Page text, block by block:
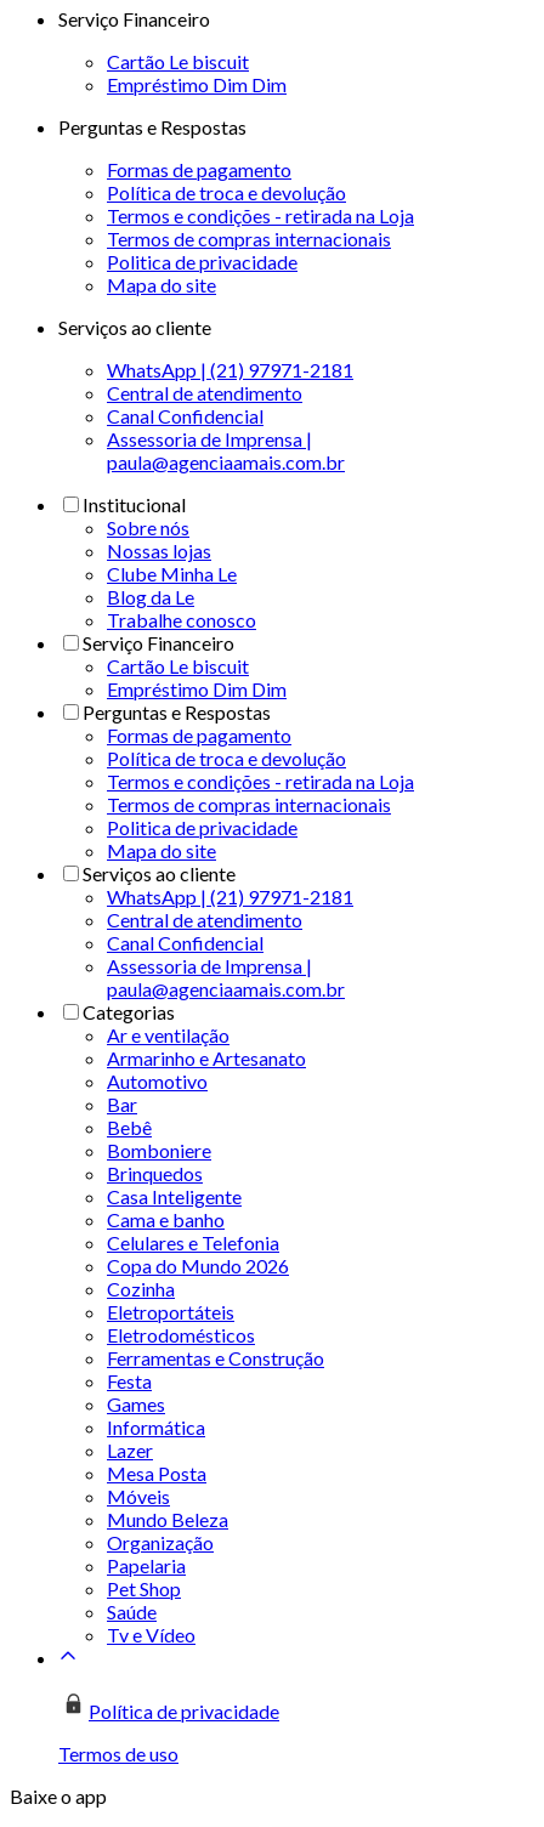
Serviço Financeiro
Cartão Le biscuit
Empréstimo Dim Dim
Perguntas e Respostas
Formas de pagamento
Política de troca e devolução
Termos e condições - retirada na Loja
Termos de compras internacionais
Politica de privacidade
Mapa do site
Serviços ao cliente
WhatsApp | (21) 97971-2181
Central de atendimento
Canal Confidencial
Assessoria de Imprensa |
paula@agenciaamais.com.br
Institucional
Sobre nós
Nossas lojas
Clube Minha Le
Blog da Le
Trabalhe conosco
Serviço Financeiro
Cartão Le biscuit
Empréstimo Dim Dim
Perguntas e Respostas
Formas de pagamento
Política de troca e devolução
Termos e condições - retirada na Loja
Termos de compras internacionais
Politica de privacidade
Mapa do site
Serviços ao cliente
WhatsApp | (21) 97971-2181
Central de atendimento
Canal Confidencial
Assessoria de Imprensa |
paula@agenciaamais.com.br
Categorias
Ar e ventilação
Armarinho e Artesanato
Automotivo
Bar
Bebê
Bomboniere
Brinquedos
Casa Inteligente
Cama e banho
Celulares e Telefonia
Copa do Mundo 2026
Cozinha
Eletroportáteis
Eletrodomésticos
Ferramentas e Construção
Festa
Games
Informática
Lazer
Mesa Posta
Móveis
Mundo Beleza
Organização
Papelaria
Pet Shop
Saúde
Tv e Vídeo
Política de privacidade
Termos de uso
Baixe o app